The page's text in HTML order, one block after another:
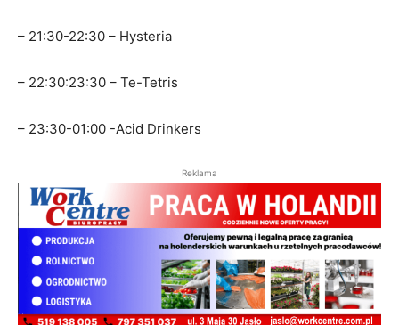
– 21:30-22:30 – Hysteria
– 22:30:23:30 – Te-Tetris
– 23:30-01:00 -Acid Drinkers
Reklama